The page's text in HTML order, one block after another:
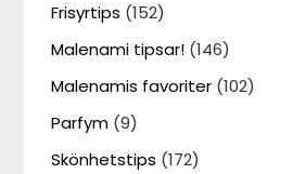
Frisyrtips (152)
Malenami tipsar! (146)
Malenamis favoriter (102)
Parfym (9)
Skönhetstips (172)